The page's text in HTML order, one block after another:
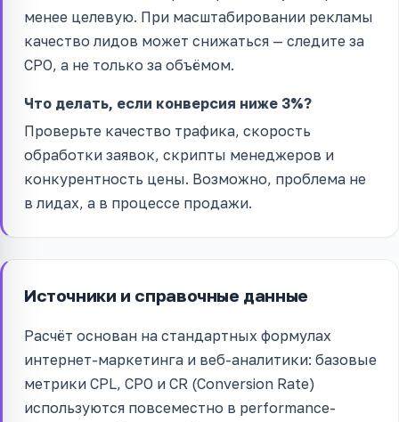
менее целевую. При масштабировании рекламы
качество лидов может снижаться — следите за
CPO, а не только за объёмом.
Что делать, если конверсия ниже 3%?
Проверьте качество трафика, скорость
обработки заявок, скрипты менеджеров и
конкурентность цены. Возможно, проблема не
в лидах, а в процессе продажи.
Источники и справочные данные
Расчёт основан на стандартных формулах
интернет-маркетинга и веб-аналитики: базовые
метрики CPL, CPO и CR (Conversion Rate)
используются повсеместно в performance-